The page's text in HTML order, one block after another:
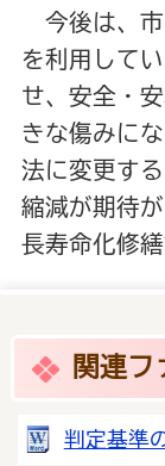
今後は、市
を利用して
せ、安全・
きな傷みに
法に変更す
縮減が期待
長寿命化修
関連フ
判定基準